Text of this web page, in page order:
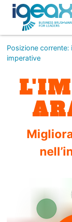
Posizione corrente:
imperative